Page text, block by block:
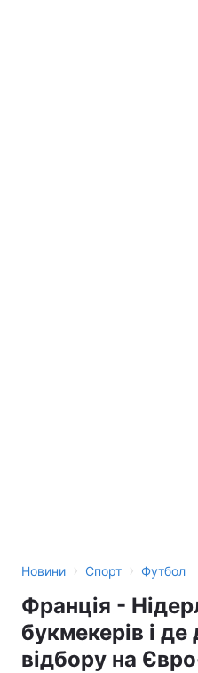
Новини › Спорт › Футбол
Франція -
букмекерів і
відбору на